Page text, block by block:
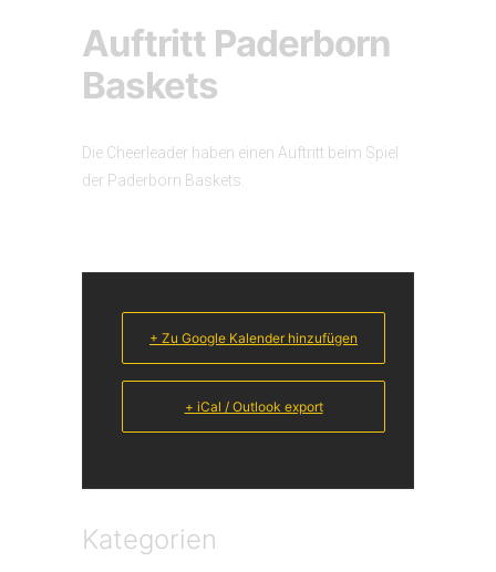
Auftritt Paderborn
Baskets
Die Cheerleader haben einen Auftritt beim Spiel
der Paderborn Baskets.
+ Zu Google Kalender hinzufügen
+ iCal / Outlook export
Kategorien